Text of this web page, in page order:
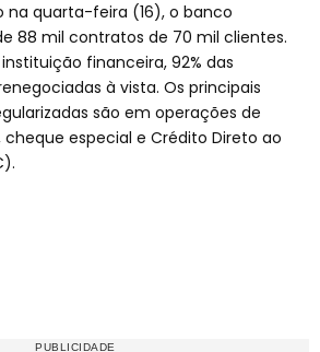
na quarta-feira (16), o banco
88 mil contratos de 70 mil clientes.
financeira, 92% das
à vista. Os principais
são em operações de
especial e Crédito Direto ao